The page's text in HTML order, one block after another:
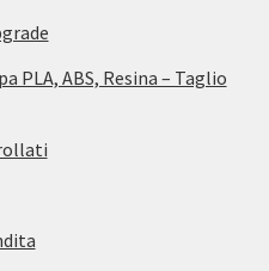
PLA, ABS, Resina – Taglio